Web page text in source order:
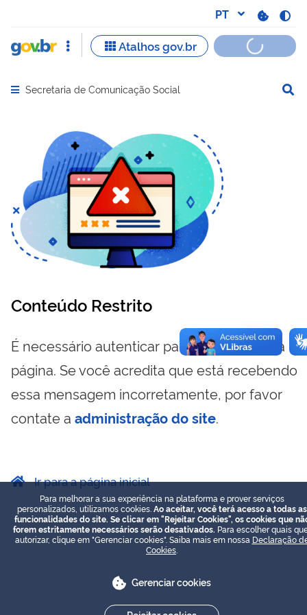
Abrir menu principal de navegação
Secretaria de Comunicação Social
Conteúdo Restrito
É necessário autenticar para visualizar essa
página. Se você acredita que está recebendo
essa mensagem incorretamente, por favor
contate a administração do site.
Ir para a página inicial
Para melhorar a sua experiência na plataforma e prover serviços
personalizados, utilizamos cookies. Ao aceitar, você terá acesso a todas as
funcionalidades do site. Se clicar em "Rejeitar Cookies", os cookies que
forem estritamente necessários serão desativados. Para escolher quais
autorizar, clique em "Gerenciar cookies". Saiba mais em nossa Declaração
Cookies
Gerenciar cookies